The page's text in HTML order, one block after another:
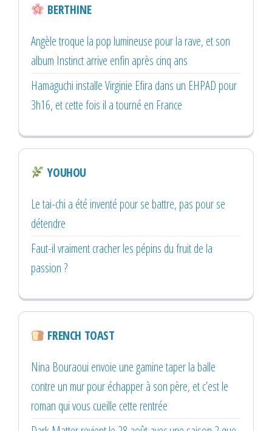
BERTHINE
Angèle troque la pop lumineuse pour la rave, et son
album Instinct arrive enfin après cinq ans
Hamaguchi installe Virginie Efira dans un EHPAD pour
3h16, et cette fois il a tourné en France
YOUHOU
Le tai-chi a été inventé pour se battre, pas pour se
détendre
Faut-il vraiment cracher les pépins du fruit de la
passion ?
FRENCH TOAST
Nina Bouraoui envoie une gamine taper la balle
contre un mur pour échapper à son père, et c’est le
roman qui vous cueille cette rentrée